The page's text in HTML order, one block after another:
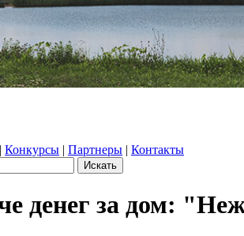
| Конкурсы | Партнеры | Контакты
денег за дом: